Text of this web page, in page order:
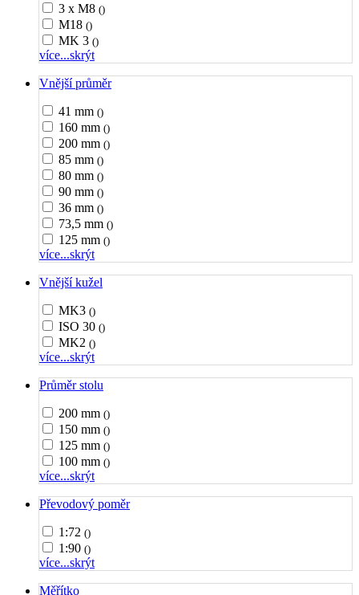
3 x M8 ()
M18 ()
MK 3 ()
více...skrýt
Vnější průměr
41 mm ()
160 mm ()
200 mm ()
85 mm ()
80 mm ()
90 mm ()
36 mm ()
73,5 mm ()
125 mm ()
více...skrýt
Vnější kužel
MK3 ()
ISO 30 ()
MK2 ()
více...skrýt
Průměr stolu
200 mm ()
150 mm ()
125 mm ()
100 mm ()
více...skrýt
Převodový poměr
1:72 ()
1:90 ()
více...skrýt
Měřítko